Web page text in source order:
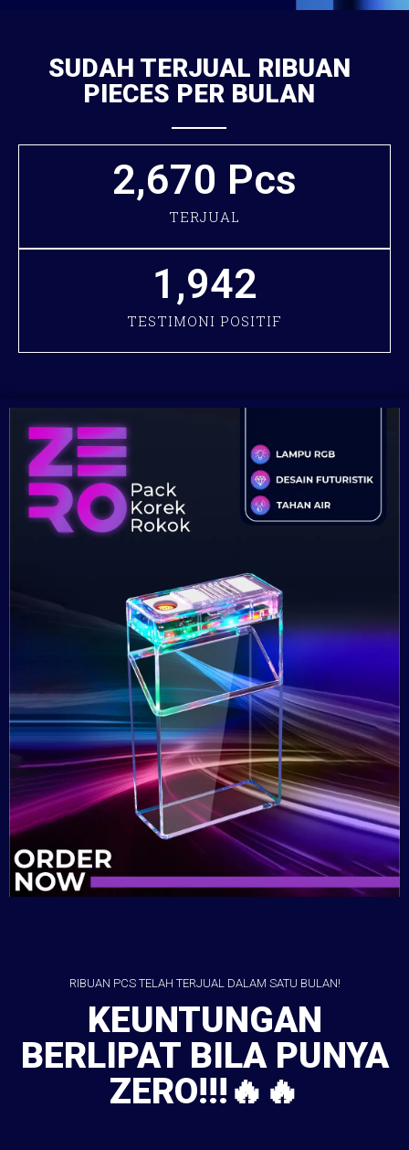
SUDAH TERJUAL RIBUAN
PIECES PER BULAN
2,670 Pcs
TERJUAL
1,942
TESTIMONI POSITIF
RIBUAN PCS TELAH TERJUAL DALAM SATU BULAN!
KEUNTUNGAN
BERLIPAT BILA PUNYA
ZERO!!!🔥🔥